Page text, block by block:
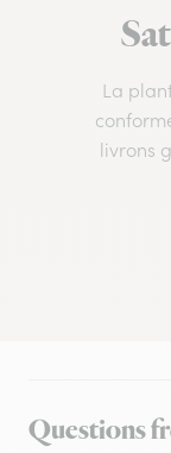
La
livrons
Questions